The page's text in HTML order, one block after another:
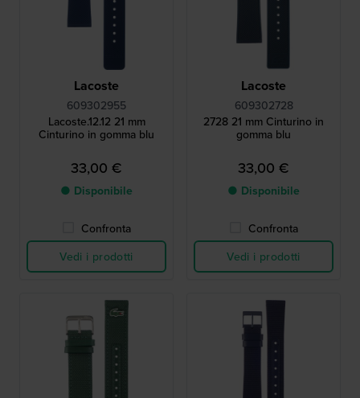
Lacoste
609302955
Lacoste.12.12 21 mm
Cinturino in gomma blu
33,00 €
● Disponibile
Confronta
Vedi i prodotti
Lacoste
609302728
2728 21 mm Cinturino in
gomma blu
33,00 €
● Disponibile
Confronta
Vedi i prodotti